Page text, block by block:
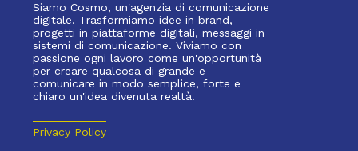
Siamo Cosmo, un'agenzia di comunicazione
digitale. Trasformiamo idee in brand,
progetti in piattaforme digitali, messaggi in
sistemi di comunicazione. Viviamo con
passione ogni lavoro come un'opportunità
per creare qualcosa di grande e
comunicare in modo semplice, forte e
chiaro un'idea divenuta realtà.
Privacy Policy